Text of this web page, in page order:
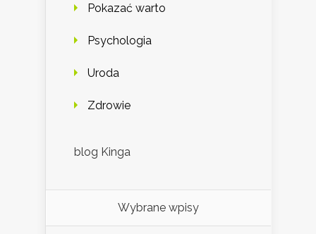
Pokazać warto
Psychologia
Uroda
Zdrowie
blog Kinga
Wybrane wpisy